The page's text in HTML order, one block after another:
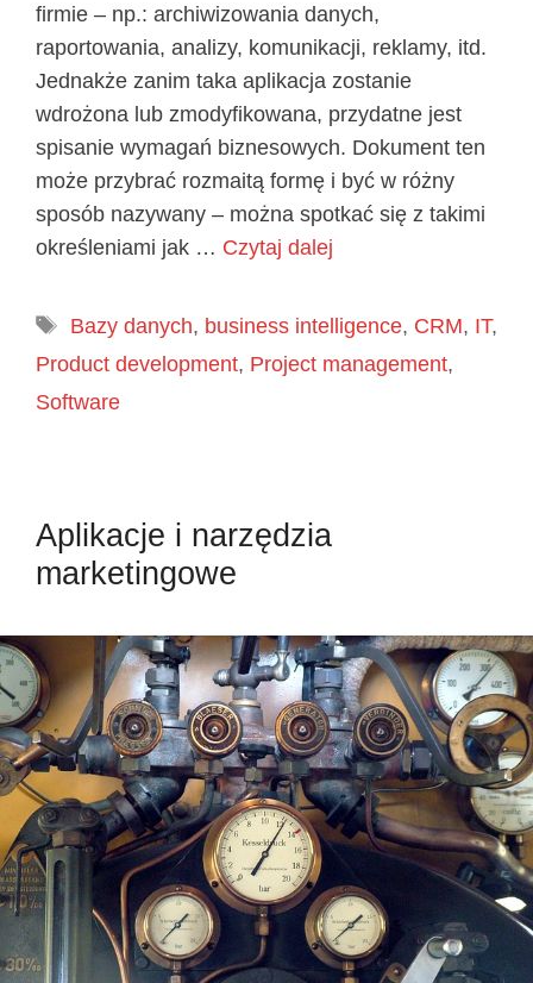
firmie – np.: archiwizowania danych,
raportowania, analizy, komunikacji, reklamy, itd.
Jednakże zanim taka aplikacja zostanie
wdrożona lub zmodyfikowana, przydatne jest
spisanie wymagań biznesowych. Dokument ten
może przybrać rozmaitą formę i być w różny
sposób nazywany – można spotkać się z takimi
określeniami jak … Czytaj dalej
Tagi
Bazy danych, business intelligence, CRM, IT,
Product development, Project management,
Software
Aplikacje i narzędzia
marketingowe